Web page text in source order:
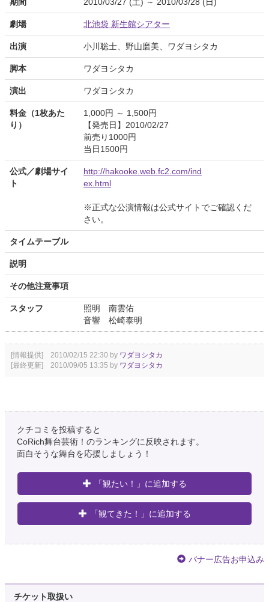
劇場 北池袋 新生館シアター
出演 小川聡士、野山磨美、ワダヨシタカ
脚本 ワダヨシタカ
演出 ワダヨシタカ
料金（1枚あた
り）
1,000円 ～ 1,500円
【発売日】2010/02/27
前売り1000円
当日1500円
公式／劇場サイ
ト
http://hakooke.web.fc2.com/ind
ex.html
※正式な公演情報は公式サイトでご確認くだ
さい。
タイムテーブル
説明
その他注意事項
スタッフ
照明 南雲佑
音響 松崎泰明
[情報提供] 2010/02/15 22:30 by ワダヨシタカ
[最終更新] 2010/09/05 13:35 by ワダヨシタカ
クチコミを投稿すると
CoRich舞台芸術！のランキングに反映されます。
面白そうな舞台を応援しましょう！
「観たい！」に追加する
「観てきた！」に追加する
バナー広告お申込み
チケット取扱い